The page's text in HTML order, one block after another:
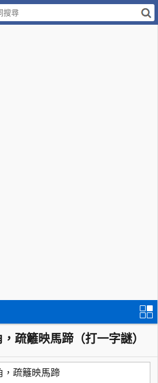
疏籬映馬蹄（打一字謎）
，疏籬映馬蹄